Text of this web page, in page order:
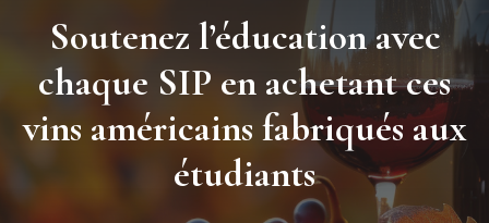
Soutenez l’éducation avec
chaque SIP en achetant ces
vins américains fabriqués aux
étudiants